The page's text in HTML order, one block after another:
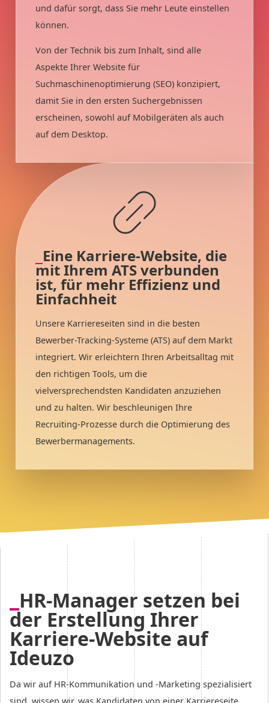
und dafür sorgt, dass Sie mehr Leute einstellen
können.
Von der Technik bis zum Inhalt, sind alle
Aspekte Ihrer Website für
Suchmaschinenoptimierung (SEO) konzipiert,
damit Sie in den ersten Suchergebnissen
erscheinen, sowohl auf Mobilgeräten als auch
auf dem Desktop.
Eine Karriere-Website, die
mit Ihrem ATS verbunden
ist, für mehr Effizienz und
Einfachheit
Unsere Karriereseiten sind in die besten
Bewerber-Tracking-Systeme (ATS) auf dem Markt
integriert. Wir erleichtern Ihren Arbeitsalltag mit
den richtigen Tools, um die
vielversprechendsten Kandidaten anzuziehen
und zu halten. Wir beschleunigen Ihre
Recruiting-Prozesse durch die Optimierung des
Bewerbermanagements.
HR-Manager setzen bei
der Erstellung Ihrer
Karriere-Website auf
Ideuzo
Da wir auf HR-Kommunikation und -Marketing spezialisiert